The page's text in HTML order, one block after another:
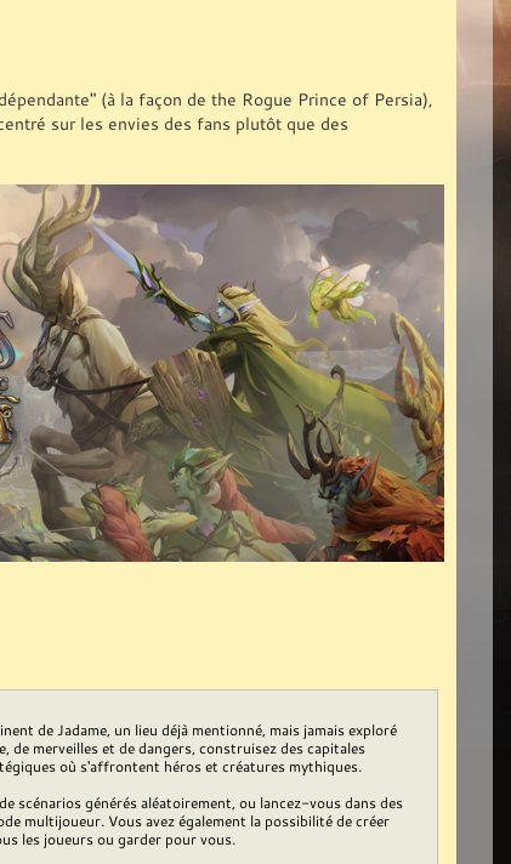
(à la façon de the Rogue Prince of Persia),
sur les envies des fans plutôt que des
de Jadame, un lieu déjà mentionné, mais jamais exploré
merveilles et de dangers, construisez des capitales
où s'affrontent héros et créatures mythiques.
scénarios générés aléatoirement, ou lancez-vous dans des
multijoueur. Vous avez également la possibilité de créer
les joueurs ou garder pour vous.